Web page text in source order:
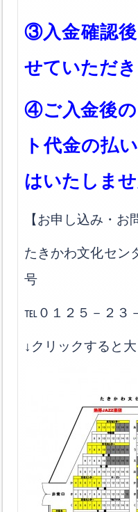
③入金確認後
せていただき
④ご入金後の
ト代金の払
はいたしませ
【お申し込み・お
たきかわ文化セ
号
℡０１２５－２３
↓クリックすると